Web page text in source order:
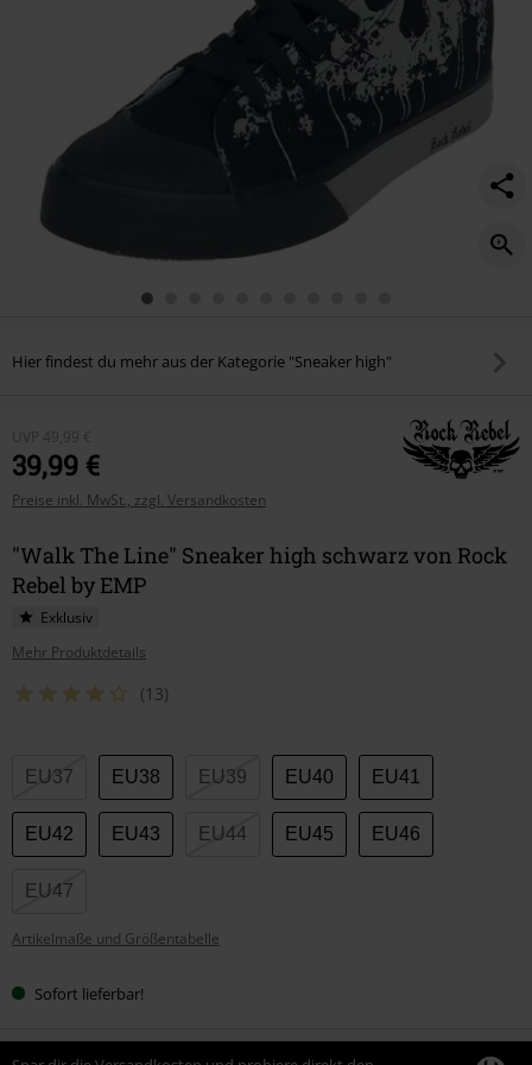
Hier findest du mehr aus der Kategorie "Sneaker high"
UVP 49,99 €
39,99 €
Preise inkl. MwSt., zzgl. Versandkosten
"Walk The Line" Sneaker high schwarz von Rock
Rebel by EMP
Exklusiv
Mehr Produktdetails
(13)
Wähle
Größe
EU37 EU38 EU39 EU40 EU41
EU42 EU43 EU44 EU45 EU46
EU47
Artikelmaße und Größentabelle
Sofort lieferbar!